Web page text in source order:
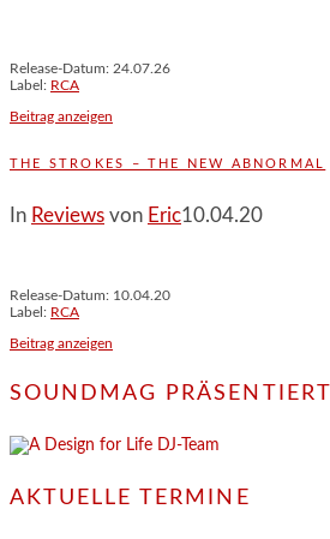
Release-Datum: 24.07.26
Label: RCA
Beitrag anzeigen
THE STROKES – THE NEW ABNORMAL
In Reviews von Eric10.04.20
Release-Datum: 10.04.20
Label: RCA
Beitrag anzeigen
SOUNDMAG PRÄSENTIERT
AKTUELLE TERMINE